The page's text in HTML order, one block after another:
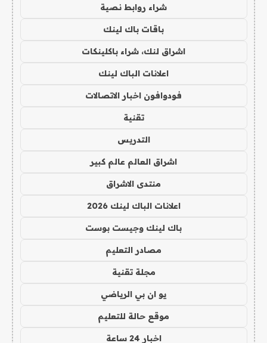
شراء روابط نصية
باقات باك لينك
اشراق لنك، شراء باكلينكات
اعلانات الباك لينك
فودوافون اخبار الاتصالات
تقنية
التدريس
اشراق العالم عالم كبير
منتدى الاشراق
اعلانات الباك لينك 2026
باك لينك وجيست بوست
مصادر التعليم
مجلة تقنية
يو ان بي الرياضي
موقع حالة للتعليم
اخبار 24 ساعة